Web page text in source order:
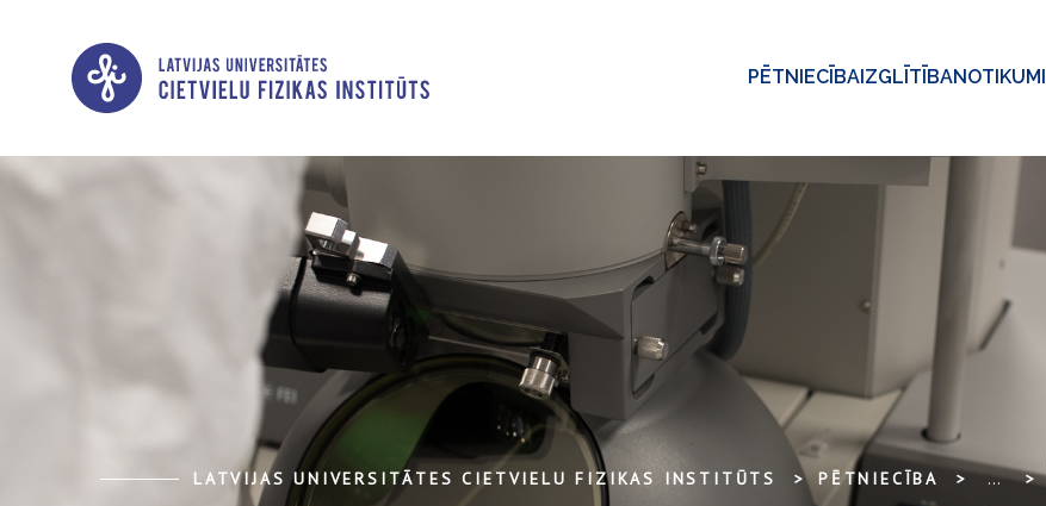
PĒTNIECĪBAIZGLĪTĪBANOTIKUMI
LATVIJAS UNIVERSITĀTES CIETVIELU FIZIKAS INSTITŪTS PĒTNIECĪBA ...